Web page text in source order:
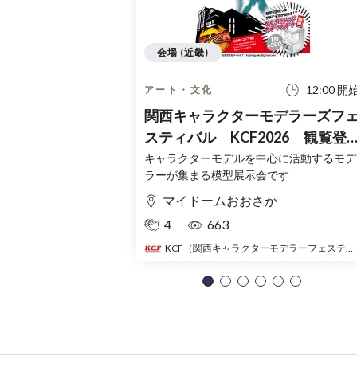
アート・文化 12:00 開
関西キャラクターモデラーズフ
スティバル KCF2026 観覧登
録チケット（無料）
キャラクターモデルを中心に活動するモデ
ラーが集まる模型展示会です
マイドームおおさか
4
663
KCF（関西キャラクターモデラーフェスティバル）
会場 (近畿)